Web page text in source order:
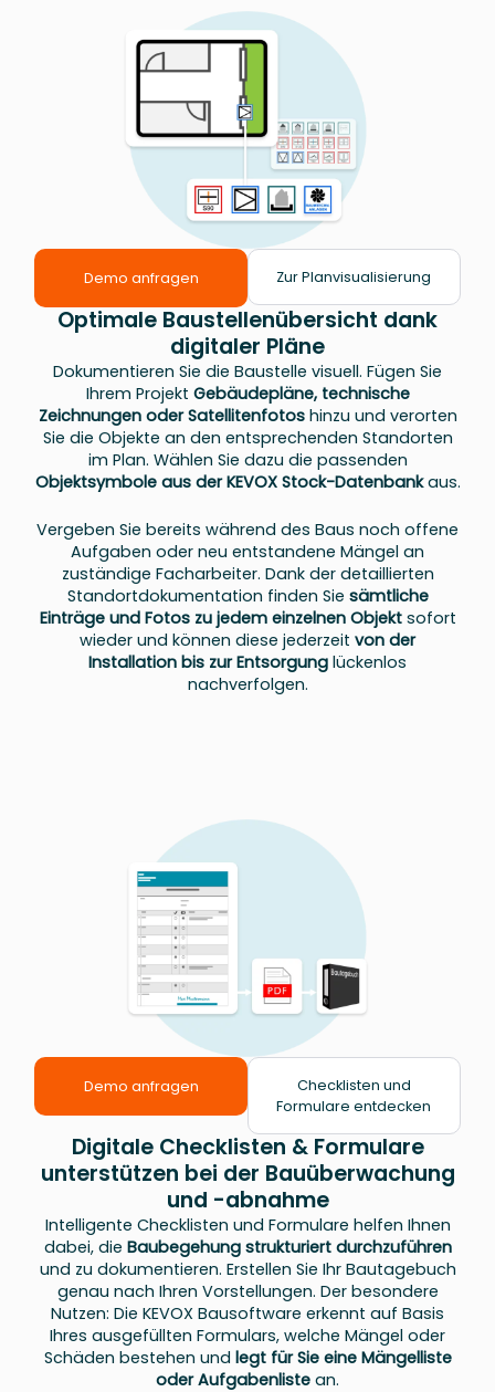
Optimale Baustellenübersicht dank
digitaler Pläne
Dokumentieren Sie die Baustelle visuell. Fügen Sie
Ihrem Projekt Gebäudepläne, technische
Zeichnungen oder Satellitenfotoshinzu und verorten
Sie die Objekte an den entsprechenden Standorten
im Plan. Wählen Sie dazu die passenden
Objektsymbole aus derKEVOX Stock-Datenbankaus.
Vergeben Sie bereits während des Baus noch offene
Aufgaben oder neu entstandene Mängel an
zuständige Facharbeiter. Dank der detaillierten
Standortdokumentation finden Sie sämtliche
Einträge und Fotos zu jedem einzelnen Objektsofort
wieder und können diese jederzeit von der
Installation bis zur Entsorgung lückenlos
nachverfolgen.
Demo anfragen Zur Planvisualisierung
Digitale Checklisten & Formulare
unterstützen bei der Bauüberwachung
und -abnahme
Intelligente Checklisten und Formulare helfen Ihnen
dabei, die Baubegehung strukturiert durchzuführen
und zu dokumentieren. Erstellen Sie Ihr Bautagebuch
genau nach Ihren Vorstellungen. Der besondere
Nutzen: Die KEVOX Bausoftware erkennt auf Basis
Ihres ausgefüllten Formulars, welche Mängel oder
Schäden bestehen und legt für Sie eine Mängelliste
oder Aufgabenliste an.
Demo anfragen
Checklisten und
Formulare entdecken